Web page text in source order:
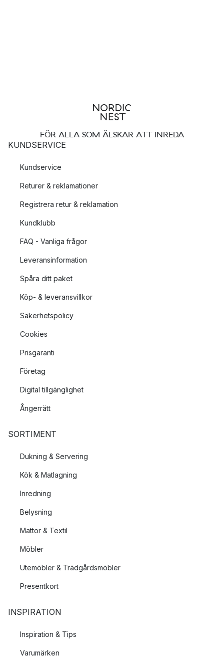
FÖR ALLA SOM ÄLSKAR ATT INREDA
KUNDSERVICE
Kundservice
Returer & reklamationer
Registrera retur & reklamation
Kundklubb
FAQ - Vanliga frågor
Leveransinformation
Spåra ditt paket
Köp- & leveransvillkor
Säkerhetspolicy
Cookies
Prisgaranti
Företag
Digital tillgänglighet
Ångerrätt
SORTIMENT
Dukning & Servering
Kök & Matlagning
Inredning
Belysning
Mattor & Textil
Möbler
Utemöbler & Trädgårdsmöbler
Presentkort
INSPIRATION
Inspiration & Tips
Varumärken